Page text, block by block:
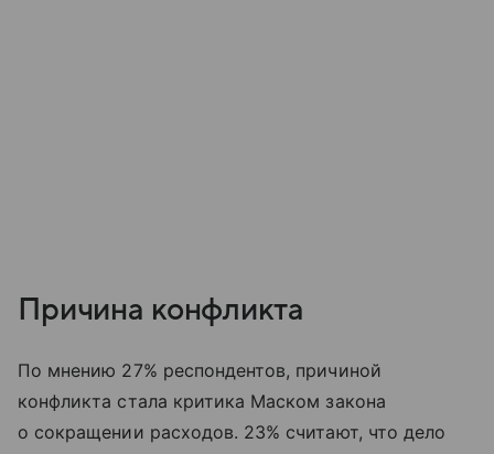
Причина конфликта
По мнению 27% респондентов, причиной
конфликта стала критика Маском закона
о сокращении расходов. 23% считают, что дело